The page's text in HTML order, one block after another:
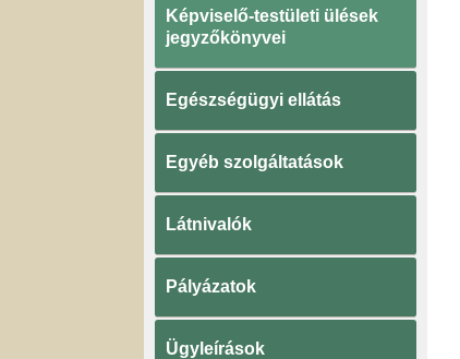
Képviselő-testületi ülések
jegyzőkönyvei
Egészségügyi ellátás
Egyéb szolgáltatások
Látnivalók
Pályázatok
Ügyleírások